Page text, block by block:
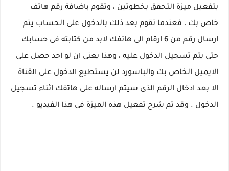
بتفعيل ميزة التحقق بخطوتين ، وتقوم باضافة رقم هاتف
خاص بك ، فعندما تقوم بعد ذلك بالدخول على الحساب يتم
ارسال رقم من 6 ارقام الى هاتفك لابد من كتابته فى حسابك
حتى يتم تسجيل الدخول عليه ، وهذا يعنى ان لو احد حصل على
الايميل الخاص بك والباسورد لن يستطيع الدخول على القناة
الا بعد ادخال الرقم الذى سيتم ارساله على هاتفك اثناء تسجيل
الدخول . وقد تم شرح تفعيل هذه الميزة فى هذا الفيديو .